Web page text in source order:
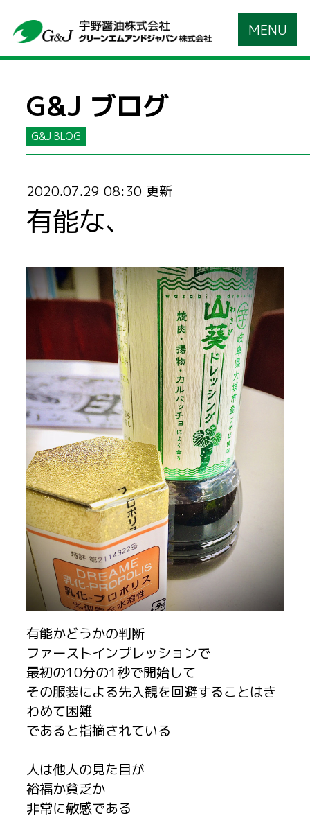
MENU
G&J ブログ
G&J BLOG
2020.07.29 08:30 更新
有能な、
有能かどうかの判断
ファーストインプレッションで
最初の10分の1秒で開始して
その服装による先入観を回避することはき
わめて困難
であると指摘されている
人は他人の見た目が
裕福か貧乏か
非常に敏感である